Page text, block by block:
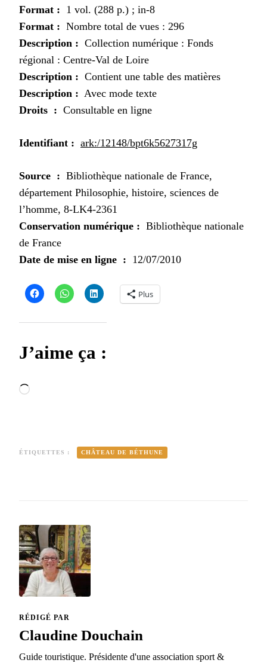
Format : 1 vol. (288 p.) ; in-8
Format : Nombre total de vues : 296
Description : Collection numérique : Fonds
régional : Centre-Val de Loire
Description : Contient une table des matières
Description : Avec mode texte
Droits : Consultable en ligne
Identifiant : ark:/12148/bpt6k5627317g
Source : Bibliothèque nationale de France,
département Philosophie, histoire, sciences de
l’homme, 8-LK4-2361
Conservation numérique : Bibliothèque nationale
de France
Date de mise en ligne : 12/07/2010
Plus
J’aime ça :
Chargement…
ÉTIQUETTES : CHÂTEAU DE BÉTHUNE
RÉDIGÉ PAR
Claudine Douchain
Guide touristique. Présidente d'une association sport &